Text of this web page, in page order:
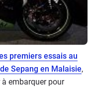
premiers essais au
Sepang en Malaisie,
à embarquer pour